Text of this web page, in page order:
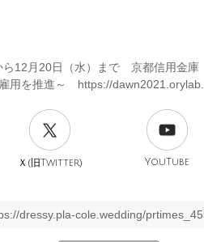
12月20日（水）まで 京都信用金庫
用を推進～ https://
Ｘ(旧 Twitter) YouTube
dressy.pla-cole.wedding/